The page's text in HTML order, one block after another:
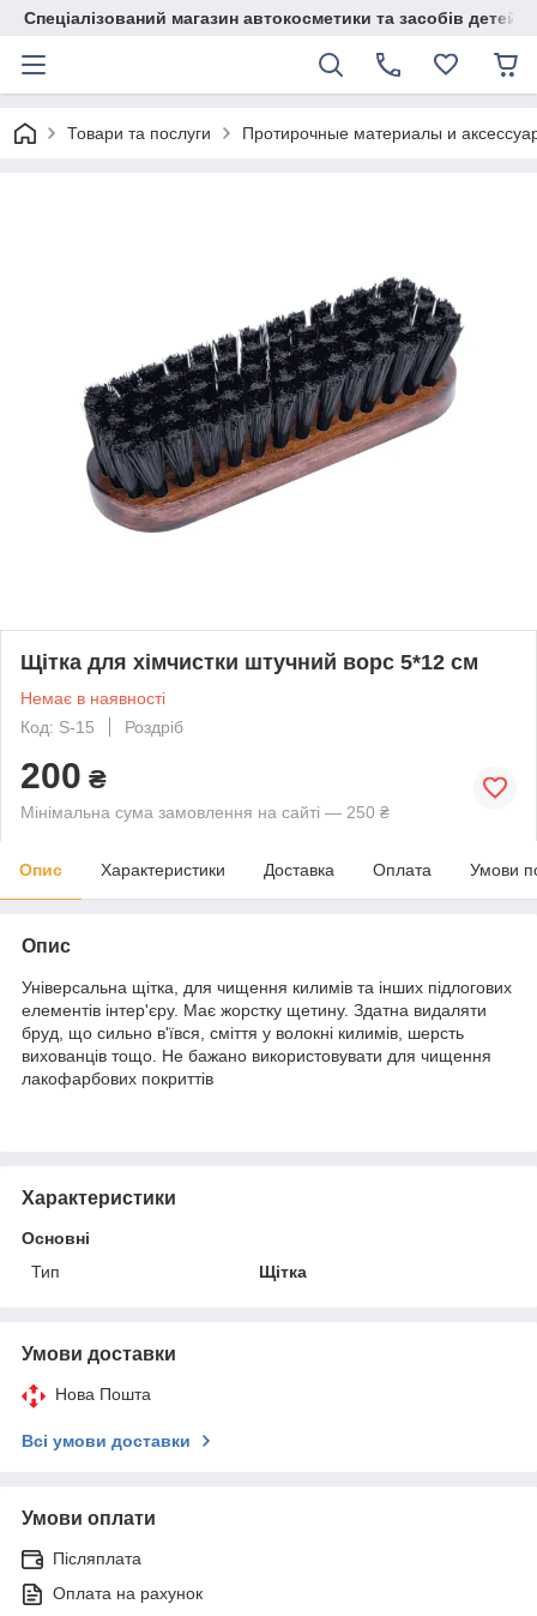
Спеціалізований магазин автокосметики та засобів
Товари та послуги Протирочные материалы и
Щітка для хімчистки штучний ворс 5*12 см
Немає в наявності
Код: S-15
Роздріб
200 ₴
Мінімальна сума замовлення на сайті — 250 ₴
Опис Характеристики Доставка Оплата Умови
Опис
Універсальна щітка, для чищення килимів та інших підлогових
елементів інтер'єру. Має жорстку щетину. Здатна видаляти
бруд, що сильно в'ївся, сміття у волокні килимів, шерсть
вихованців тощо. Не бажано використовувати для чищення
лакофарбових покриттів
Характеристики
Основні
Тип
Щітка
Умови доставки
Нова Пошта
Всі умови доставки
Умови оплати
Післяплата
Оплата на рахунок